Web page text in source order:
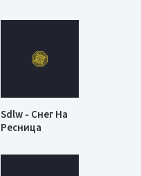
Sdlw - Снег На
Ресница